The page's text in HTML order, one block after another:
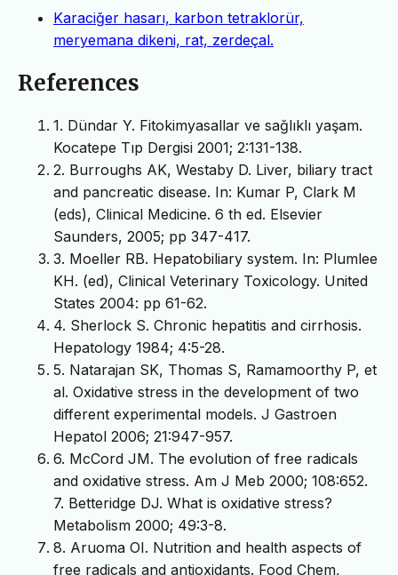
Karaciğer hasarı, karbon tetraklorür,
meryemana dikeni, rat, zerdeçal.
References
1. Dündar Y. Fitokimyasallar ve sağlıklı yaşam.
Kocatepe Tıp Dergisi 2001; 2:131-138.
2. Burroughs AK, Westaby D. Liver, biliary tract
and pancreatic disease. In: Kumar P, Clark M
(eds), Clinical Medicine. 6 th ed. Elsevier
Saunders, 2005; pp 347-417.
3. Moeller RB. Hepatobiliary system. In: Plumlee
KH. (ed), Clinical Veterinary Toxicology. United
States 2004: pp 61-62.
4. Sherlock S. Chronic hepatitis and cirrhosis.
Hepatology 1984; 4:5-28.
5. Natarajan SK, Thomas S, Ramamoorthy P, et
al. Oxidative stress in the development of two
different experimental models. J Gastroen
Hepatol 2006; 21:947-957.
6. McCord JM. The evolution of free radicals
and oxidative stress. Am J Meb 2000; 108:652.
7. Betteridge DJ. What is oxidative stress?
Metabolism 2000; 49:3-8.
8. Aruoma OI. Nutrition and health aspects of
free radicals and antioxidants. Food Chem,